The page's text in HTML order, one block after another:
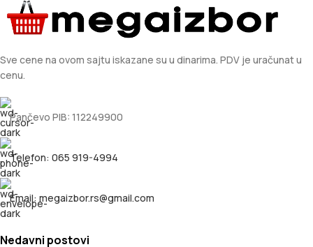
Sve cene na ovom sajtu iskazane su u dinarima. PDV je uračunat u
cenu.
Pančevo PIB: 112249900
Telefon: 065 919-4994
Email: megaizbor.rs@gmail.com
Nedavni postovi